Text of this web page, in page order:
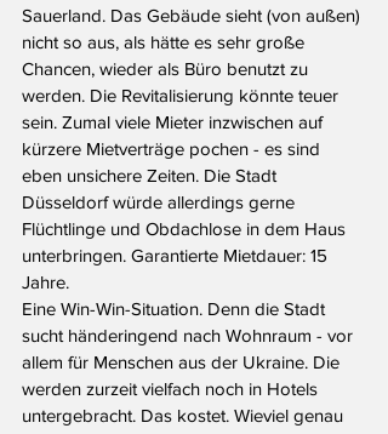
Sauerland. Das Gebäude sieht (von außen)
nicht so aus, als hätte es sehr große
Chancen, wieder als Büro benutzt zu
werden. Die Revitalisierung könnte teuer
sein. Zumal viele Mieter inzwischen auf
kürzere Mietverträge pochen - es sind
eben unsichere Zeiten. Die Stadt
Düsseldorf würde allerdings gerne
Flüchtlinge und Obdachlose in dem Haus
unterbringen. Garantierte Mietdauer: 15
Jahre.
Eine Win-Win-Situation. Denn die Stadt
sucht händeringend nach Wohnraum - vor
allem für Menschen aus der Ukraine. Die
werden zurzeit vielfach noch in Hotels
untergebracht. Das kostet. Wieviel genau